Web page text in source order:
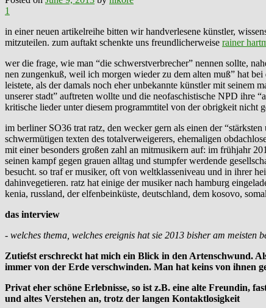
1
in einer neuen artikelreihe bitten wir handverlesene künstler,
mitzuteilen. zum auftakt schenkte uns freundlicherweise rainer
wer die frage, wie man “die schwerstverbrecher” nennen sollte,
nen zungenkuß, weil ich morgen wieder zu dem alten muß” hat
leistete, als der damals noch eher unbekannte künstler mit seinem
unserer stadt” auftreten wollte und die neofaschistische NPD ihre
kritische lieder unter diesem programmtitel von der obrigkeit nicht
im berliner SO36 trat ratz, den wecker gern als einen der
schwermütigen texten des totalverweigerers, ehemaligen
mit einer besonders großen zahl an mitmusikern auf: im frühjahr
seinen kampf gegen grauen alltag und stumpfer werdende
besucht. so traf er musiker, oft von weltklasseniveau und in ihrer
dahinvegetieren. ratz hat einige der musiker nach hamburg
kenia, russland, der elfenbeinküste, deutschland, dem kosovo,
das interview
- welches thema, welches ereignis hat sie 2013 bisher am meisten
Zutiefst erschreckt hat mich ein Blick in den Artenschwund.
immer von der Erde verschwinden. Man hat keins von ihnen
Privat eher schöne Erlebnisse, so ist z.B. eine alte Freundin,
und altes Verstehen an, trotz der langen Kontaktlosigkeit